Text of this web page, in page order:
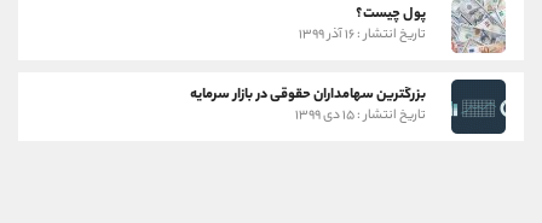
پول چیست؟
تاریخ انتشار : ۱۶ آذر ۱۳۹۹
بزرگترین سهامداران حقوقی در بازار سرمایه
تاریخ انتشار : ۱۵ دی ۱۳۹۹